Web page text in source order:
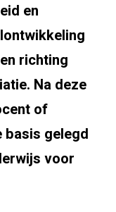
en
richting
Na deze
of
basis gelegd
voor